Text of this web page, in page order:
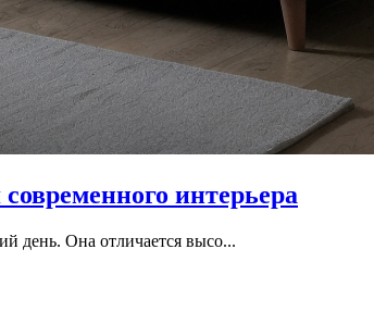
интерьера
день. Она отличается высо...